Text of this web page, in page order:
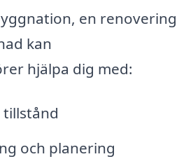
en renovering
kan
hjälpa dig med:
tillstånd
och planering